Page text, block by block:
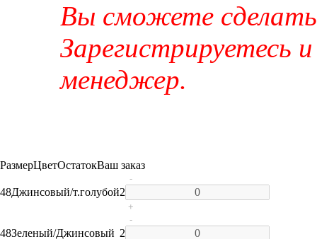
Вы сможете сделать
Зарегистрируетесь
менеджер.
РазмерЦветОстатокВаш заказ
48Джинсовый/т.голубой2
-
+
48Зеленый/Джинсовый 2
-